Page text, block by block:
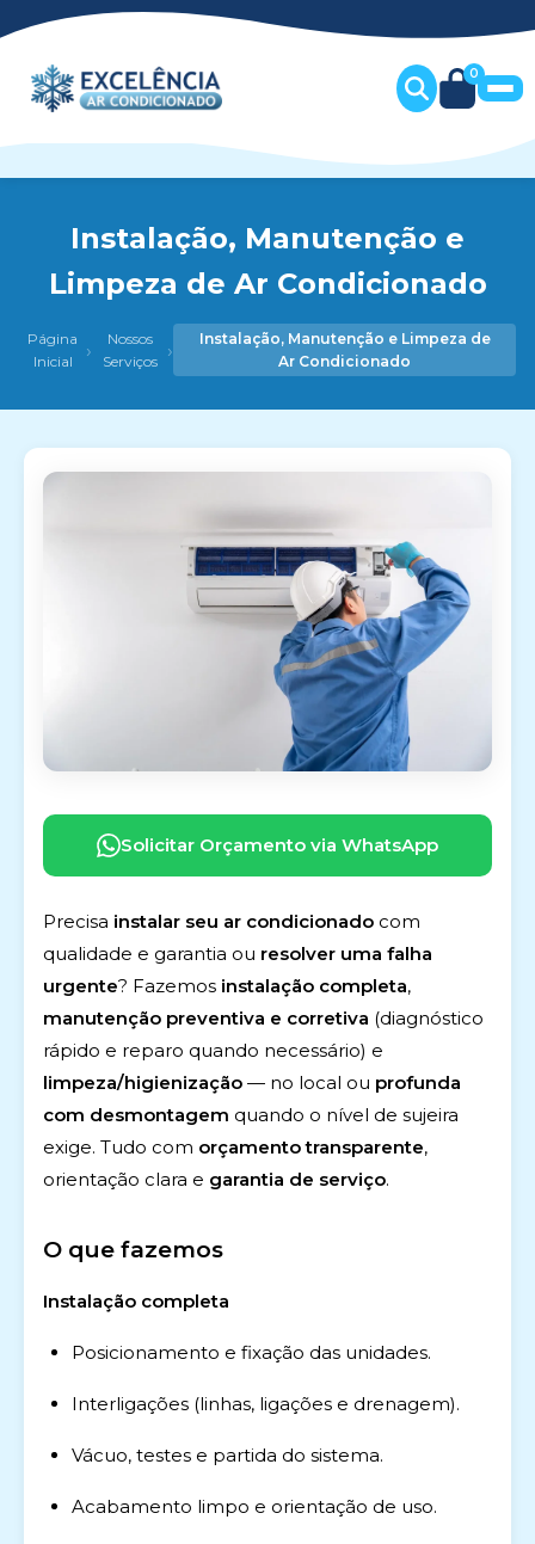
0
Instalação, Manutenção e
Limpeza de Ar Condicionado
Página
Inicial
›
Nossos
Serviços
›
Instalação, Manutenção e Limpeza de
Ar Condicionado
Solicitar Orçamento via WhatsApp
Precisa instalar seu ar condicionado com
qualidade e garantia ou resolver uma falha
urgente? Fazemos instalação completa,
manutenção preventiva e corretiva (diagnóstico
rápido e reparo quando necessário) e
limpeza/higienização — no local ou profunda
com desmontagem quando o nível de sujeira
exige. Tudo com orçamento transparente,
orientação clara e garantia de serviço.
O que fazemos
Instalação completa
Posicionamento e fixação das unidades.
Interligações (linhas, ligações e drenagem).
Vácuo, testes e partida do sistema.
Acabamento limpo e orientação de uso.